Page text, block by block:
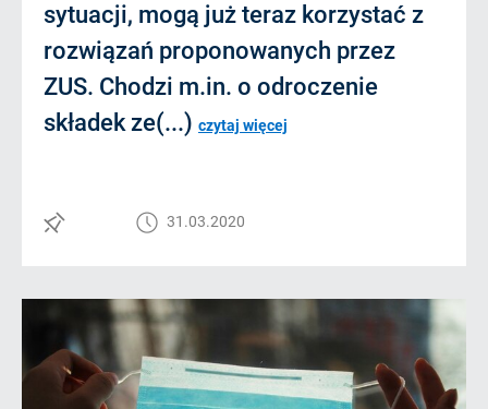
sytuacji, mogą już teraz korzystać z
rozwiązań proponowanych przez
ZUS. Chodzi m.in. o odroczenie
składek ze(...) czytaj więcej
31.03.2020